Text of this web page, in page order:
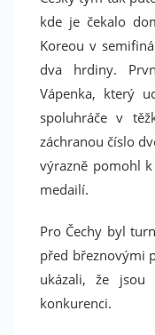
kde je čekalo
Koreou v
dva hrdiny.
Vápenka, který
spoluhráče v
záchranou číslo
výrazně pomohl
medailí.
Pro Čechy byl
před březnovými
ukázali, že jsou
konkurenci.